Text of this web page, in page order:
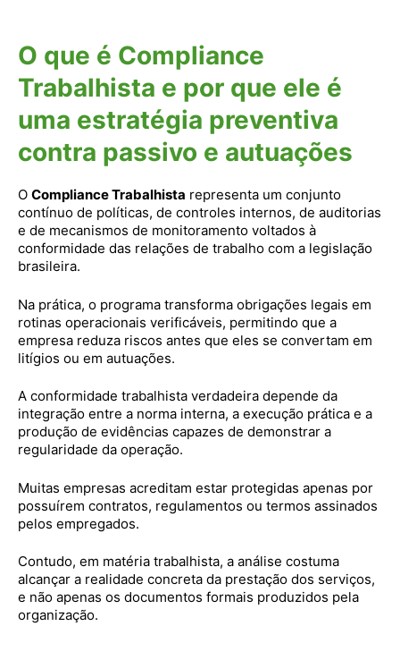
O que é Compliance
Trabalhista e por que ele é
uma estratégia preventiva
contra passivo e autuações
O Compliance Trabalhista representa um conjunto
contínuo de políticas, de controles internos, de auditorias
e de mecanismos de monitoramento voltados à
conformidade das relações de trabalho com a legislação
brasileira.
Na prática, o programa transforma obrigações legais em
rotinas operacionais verificáveis, permitindo que a
empresa reduza riscos antes que eles se convertam em
litígios ou em autuações.
A conformidade trabalhista verdadeira depende da
integração entre a norma interna, a execução prática e a
produção de evidências capazes de demonstrar a
regularidade da operação.
Muitas empresas acreditam estar protegidas apenas por
possuírem contratos, regulamentos ou termos assinados
pelos empregados.
Contudo, em matéria trabalhista, a análise costuma
alcançar a realidade concreta da prestação dos serviços,
e não apenas os documentos formais produzidos pela
organização.